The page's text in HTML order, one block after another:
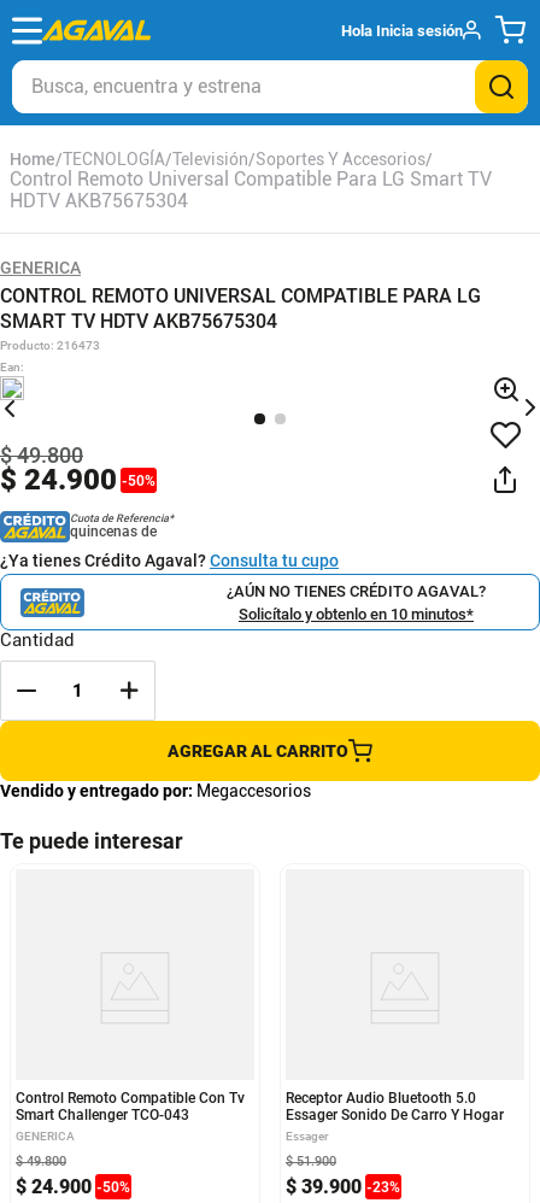
Hola Inicia sesión
Busca, encuentra y estrena
TECNOLOGÍA Televisión Soportes Y Accesorios
Control Remoto Universal Compatible Para LG Smart TV
HDTV AKB75675304
GENERICA
CONTROL REMOTO UNIVERSAL COMPATIBLE PARA LG
SMART TV HDTV AKB75675304
Producto: 216473
Ean:
$ 24.900 -50%
$49.800
Cuota de Referencia*
quincenas de
¿Ya tienes Crédito Agaval?Consulta tu cupo
¿AÚN NO TIENES CRÉDITO AGAVAL?
Solicítalo y obtenlo en 10 minutos*
Cantidad
AGREGAR AL CARRITO
Vendido y entregado por: Megaccesorios
Te puede interesar
Control Remoto Compatible Con Tv
Smart Challenger TCO-043
GENERICA
$ 24.900 -50%
$ 49.800
Receptor Audio Bluetooth 5.0
Essager Sonido De Carro Y Hogar
Essager
$ 39.900 -23%
$ 51.900